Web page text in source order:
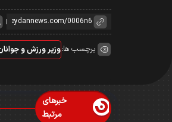
برچسب ها:وزیر ورزش و
خبرهای
مرتبط